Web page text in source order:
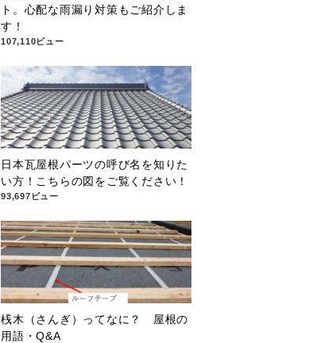
ト。心配な雨漏り対策もご紹介しま
す！
107,110ビュー
日本瓦屋根パーツの呼び名を知りた
い方！こちらの図をご覧ください！
93,697ビュー
桟木（さんぎ）ってなに？ 屋根の
用語・Q&A